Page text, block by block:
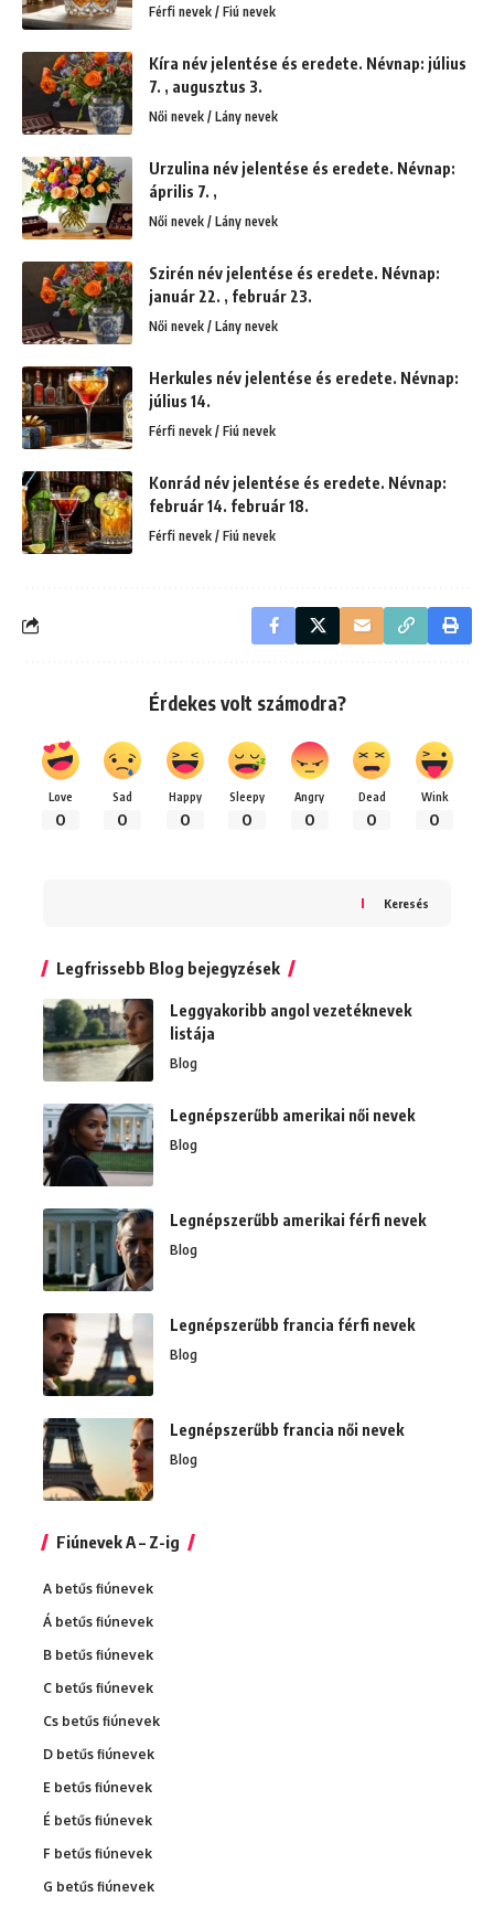
Férfi nevek / Fiú nevek
Kíra név jelentése és eredete. Névnap: július
7. , augusztus 3.
Női nevek / Lány nevek
Urzulina név jelentése és eredete. Névnap:
április 7. ,
Női nevek / Lány nevek
Szirén név jelentése és eredete. Névnap:
január 22. , február 23.
Női nevek / Lány nevek
Herkules név jelentése és eredete. Névnap:
július 14.
Férfi nevek / Fiú nevek
Konrád név jelentése és eredete. Névnap:
február 14. február 18.
Férfi nevek / Fiú nevek
Érdekes volt számodra?
Love
0
Sad
0
Happy
0
Sleepy
0
Angry
0
Dead
0
Wink
0
Keresés
Legfrissebb Blog bejegyzések
Leggyakoribb angol vezetéknevek
listája
Blog
Legnépszerűbb amerikai női nevek
Blog
Legnépszerűbb amerikai férfi nevek
Blog
Legnépszerűbb francia férfi nevek
Blog
Legnépszerűbb francia női nevek
Blog
Fiúnevek A – Z-ig
A betűs fiúnevek
Á betűs fiúnevek
B betűs fiúnevek
C betűs fiúnevek
Cs betűs fiúnevek
D betűs fiúnevek
E betűs fiúnevek
É betűs fiúnevek
F betűs fiúnevek
G betűs fiúnevek